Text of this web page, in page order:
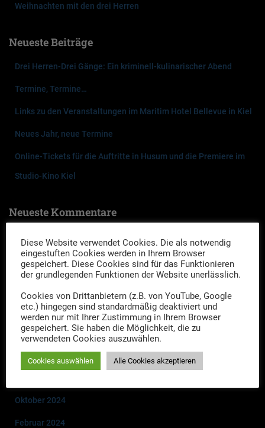
Weihnachten mit den drei Herren
Neueste Beiträge
Drei Herren-Drei Gänge: Ein kriminell-kulinarischer Abend
Termine, Termine…
Links zu den Veranstaltungen im Maritim Hotel Bellevue in Kiel
Neues Jahr, neue Termine
Online-Tickets für die Auftritte in Husum und die Premiere im
Studio-Kino Kiel
Neueste Kommentare
Steinzeitgrabes
tomzuEin Fall für Die Drei Herren – Das Geheimnis des
Steinzeitgrabes
Friederike Lührzu Ein Fall für die drei Herren – Premiere des
neuen Falles 2023 „Mord im Akkord“
Oktober 2024
Februar 2024
Diese Website verwendet Cookies. Die als notwendig
eingestuften Cookies werden in Ihrem Browser
gespeichert. Diese Cookies sind für das Funktionieren
der grundlegenden Funktionen der Website unerlässlich.
Cookies von Drittanbietern (z.B. von YouTube, Google
etc.) hingegen sind standardmäßig deaktiviert und
werden nur mit Ihrer Zustimmung in Ihrem Browser
gespeichert. Sie haben die Möglichkeit, die zu
verwendeten Cookies auszuwählen.
Cookies auswählen Alle Cookies akzeptieren